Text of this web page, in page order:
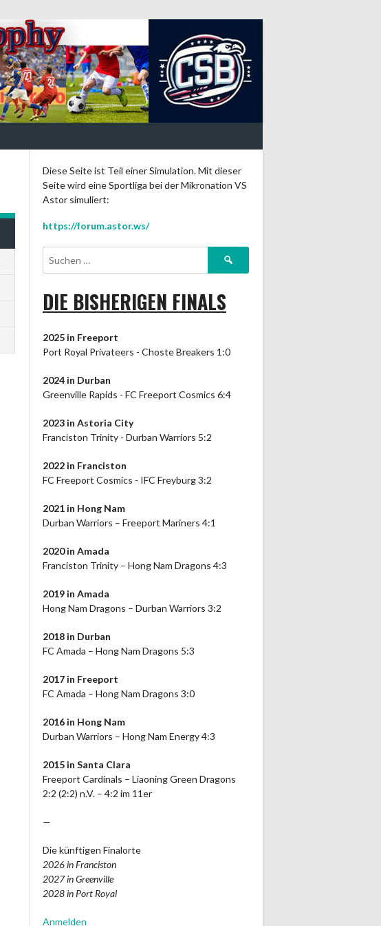
Diese Seite ist Teil einer Simulation. Mit dieser
Seite wird eine Sportliga bei der Mikronation VS
Astor simuliert:
https://forum.astor.ws/
Suchen
DIE BISHERIGEN FINALS
2025 in Freeport
Port Royal Privateers - Choste Breakers 1:0
2024 in Durban
Greenville Rapids - FC Freeport Cosmics 6:4
2023 in Astoria City
Franciston Trinity - Durban Warriors 5:2
2022 in Franciston
FC Freeport Cosmics - IFC Freyburg 3:2
2021 in Hong Nam
Durban Warriors – Freeport Mariners 4:1
2020 in Amada
Franciston Trinity – Hong Nam Dragons 4:3
2019 in Amada
Hong Nam Dragons – Durban Warriors 3:2
2018 in Durban
FC Amada – Hong Nam Dragons 5:3
2017 in Freeport
FC Amada – Hong Nam Dragons 3:0
2016 in Hong Nam
Durban Warriors – Hong Nam Energy 4:3
2015 in Santa Clara
Freeport Cardinals – Liaoning Green Dragons
2:2 (2:2) n.V. – 4:2 im 11er
—
Die künftigen Finalorte
2026 in Franciston
2027 in Greenville
2028 in Port Royal
Anmelden